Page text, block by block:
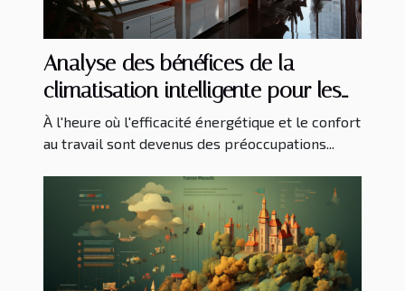
Analyse des bénéfices de la
climatisation intelligente pour les
entreprises
À l'heure où l'efficacité énergétique et le confort
au travail sont devenus des préoccupations...